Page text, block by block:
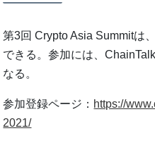
第3回 Crypto Asia Summitは
できる。参加には、
なる。
参加登録ページ： https://
2021/